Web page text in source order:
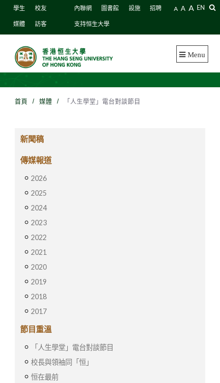
學生 校友
媒體 訪客
內聯網 圖書館 設施 招聘
支持恒生大學
A A A EN
Menu
首頁 / 媒體 / 「人生學堂」電台對談節目
新聞稿
傳媒報道
2026
2025
2024
2023
2022
2021
2020
2019
2018
2017
節目重溫
「人生學堂」電台對談節目
校長與領袖同「恒」
恒在最前